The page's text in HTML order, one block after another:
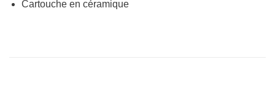
Cartouche en céramique